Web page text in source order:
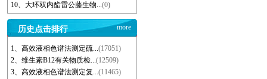
10、大环双内酯雷公藤生物...(0)
历史点击排行 more
1、高效液相色谱法测定硫...(17051)
2、维生素B12有关物质检...(12509)
3、高效液相色谱法测定复...(11465)